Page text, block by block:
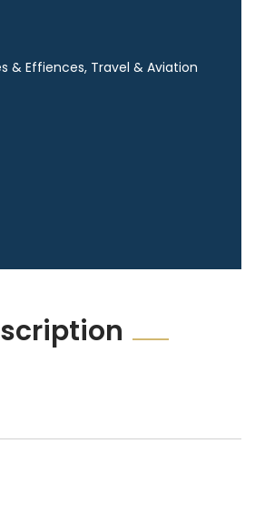
& Effiences, Travel & Aviation